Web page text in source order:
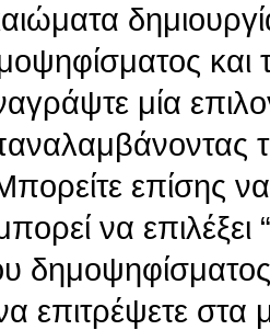
και
μία
επίσης
να επιλέξει
επιτρέψετε στα